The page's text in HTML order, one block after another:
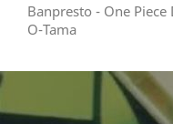
Banpresto - One Piece
O-Tama